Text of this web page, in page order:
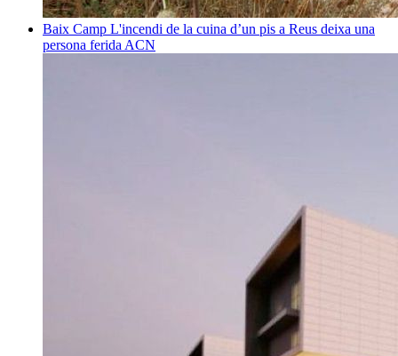
Baix Camp L'incendi de la cuina d’un pis a Reus deixa una
persona ferida ACN